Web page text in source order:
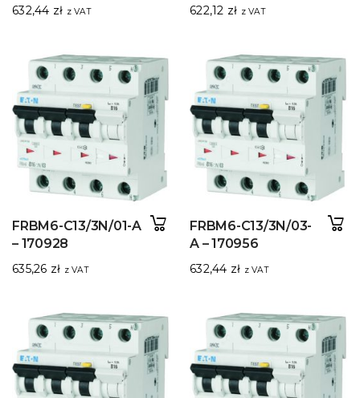
632,44 zł z VAT 622,12 zł z VAT
FRBM6-C13/3N/01-A
– 170928
635,26 zł z VAT
FRBM6-C13/3N/03-
A – 170956
632,44 zł z VAT